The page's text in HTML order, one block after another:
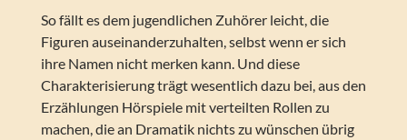
So fällt es dem jugendlichen Zuhörer leicht, die
Figuren auseinanderzuhalten, selbst wenn er sich
ihre Namen nicht merken kann. Und diese
Charakterisierung trägt wesentlich dazu bei, aus den
Erzählungen Hörspiele mit verteilten Rollen zu
machen, die an Dramatik nichts zu wünschen übrig